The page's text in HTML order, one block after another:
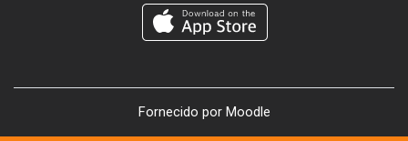
Fornecido por Moodle